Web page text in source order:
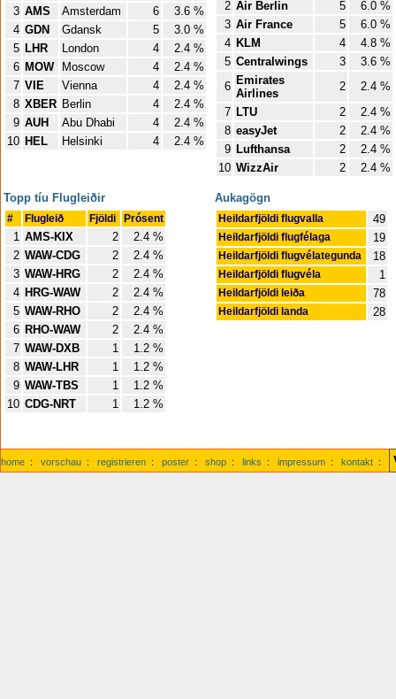
3 AMS Amsterdam 6
3.6 %
4 GDN Gdansk 5
3.0 %
5 LHR London 4
2.4 %
6 MOW Moscow 4
2.4 %
7 VIE Vienna 4
2.4 %
8 XBER Berlin 4
2.4 %
9 AUH Abu Dhabi 4
2.4 %
10 HEL Helsinki 4 2.4 %
2 Air Berlin 5
6.0 %
3 Air France 5
6.0 %
4 KLM 4
4.8 %
5 Centralwings 3
3.6 %
6 Emirates
Airlines
2
2.4 %
7 LTU 2
2.4 %
8 easyJet 2
2.4 %
9 Lufthansa 2
2.4 %
10 WizzAir 2 2.4 %
Topp tíu Flugleiðir
# Flugleið Fjöldi Prósent
1 AMS-KIX 2
2.4 %
2 WAW-CDG 2
2.4 %
3 WAW-HRG 2
2.4 %
4 HRG-WAW 2
2.4 %
5 WAW-RHO 2
2.4 %
6 RHO-WAW 2
2.4 %
7 WAW-DXB 1
1.2 %
8 WAW-LHR 1
1.2 %
9 WAW-TBS 1
1.2 %
10 CDG-NRT 1 1.2 %
Aukagögn
Heildarfjöldi flugvalla 49
Heildarfjöldi flugfélaga 19
Heildarfjöldi flugvélategunda 18
Heildarfjöldi flugvéla 1
Heildarfjöldi leiða 78
Heildarfjöldi landa 28
home : vorschau : registrieren : poster : shop : links : impressum : kontakt :